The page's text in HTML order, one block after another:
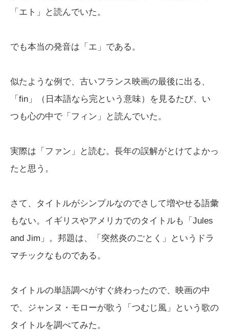
「エト」と読んでいた。
でも本当の発音は「エ」である。
似たような例で、古いフランス映画の最後に出る、
「fin」（日本語なら完という意味）を見るたび、い
つも心の中で「フィン」と読んでいた。
実際は「ファン」と読む。長年の誤解がとけてよかっ
たと思う。
さて、タイトルがシンプルなのでさして増やせる語彙
もない。イギリスやアメリカでのタイトルも「Jules
and Jim」。邦題は、「突然炎のごとく」というドラ
マチックなものである。
タイトルの単語調べがすぐ終わったので、映画の中
で、ジャンヌ・モローが歌う「つむじ風」という歌の
タイトルを調べてみた。